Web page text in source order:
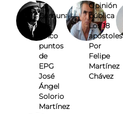
La
Comuna
Los
cinco
puntos
de
EPG
José
Ángel
Solorio
Martínez
Opinión
pública
Los 18
apóstoles
Por
Felipe
Martínez
Chávez